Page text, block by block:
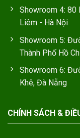
Showroom 4: 80
Liêm - Hà Nội
Showroom 5:
Thành Phố Hồ
Showroom 6:
Khê, Đà Nẵng
CHÍNH SÁCH &